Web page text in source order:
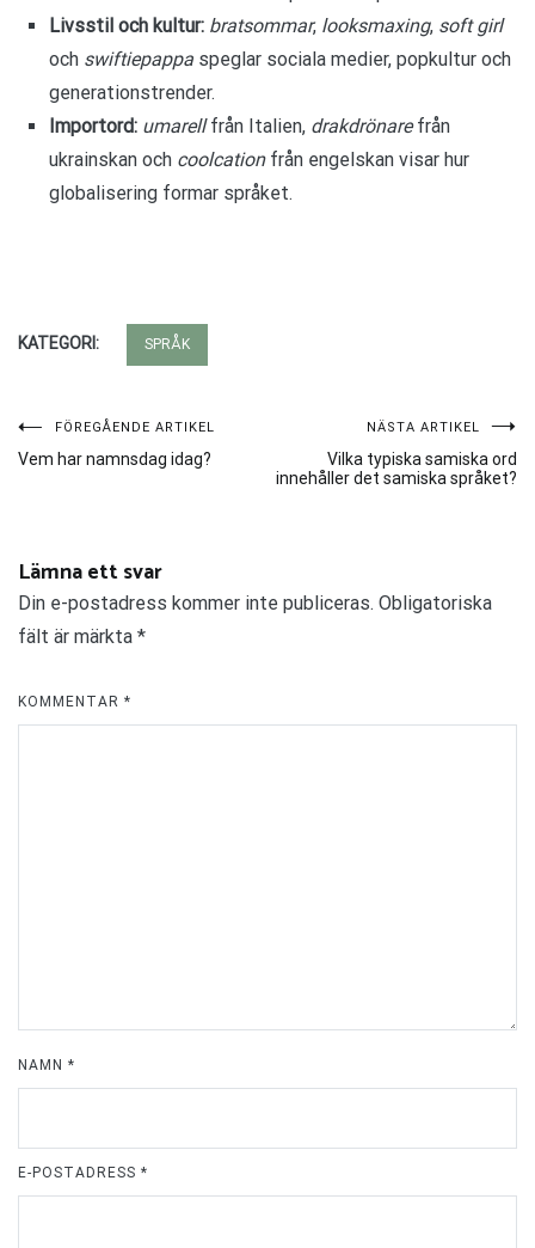
Livsstil och kultur: bratsommar, looksmaxing, soft girl
och swiftiepappaspeglar sociala medier, popkultur och
generationstrender.
Importord: umarellfrån Italien, drakdrönarefrån
ukrainskan och coolcationfrån engelskan visar hur
globalisering formar språket.
KATEGORI: SPRÅK
Inläggsnavigering
FÖREGÅENDE ARTIKEL
Vem har namnsdag idag?
NÄSTA ARTIKEL
Vilka typiska samiska ord
innehåller det samiska språket?
Lämna ett svar
Din e-postadress kommer inte publiceras. Obligatoriska
fält är märkta *
KOMMENTAR *
NAMN *
E-POSTADRESS *
ALTERNATIVE: